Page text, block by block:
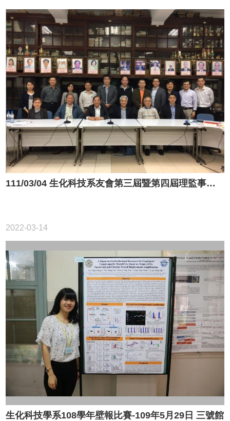
111/03/04 生化科技系友會第三屆暨第四屆理監事聯席會議
2022-03-14
生化科技學系108學年壁報比賽-109年5月29日 三號館